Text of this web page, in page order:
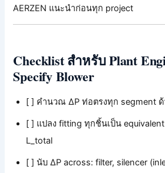
AERZEN แนะนำก่อนทุก project
Checklist สำหรับ Plant
Specify Blower
[ ] คำนวณ ΔP ท่อตรงทุก segment ด้
[ ] แปลง fitting ทุกชิ้นเป็น
L_total
[ ] นับ ΔP across: filter, silencer